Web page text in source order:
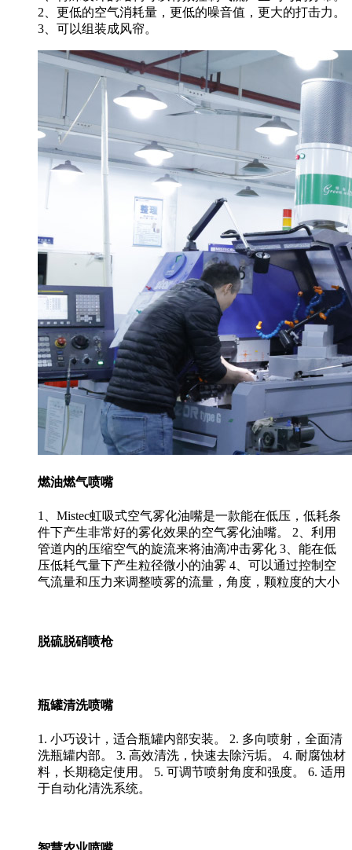
2、更低的空气消耗量，更低的噪音值，更大的打击力。
3、可以组装成风帘。
燃油燃气喷嘴
1、Mistec虹吸式空气雾化油嘴是一款能在低压，低耗条
件下产生非常好的雾化效果的空气雾化油嘴。 2、利用
管道内的压缩空气的旋流来将油滴冲击雾化 3、能在低
压低耗气量下产生粒径微小的油雾 4、可以通过控制空
气流量和压力来调整喷雾的流量，角度，颗粒度的大小
脱硫脱硝喷枪
瓶罐清洗喷嘴
1. 小巧设计，适合瓶罐内部安装。 2. 多向喷射，全面清
洗瓶罐内部。 3. 高效清洗，快速去除污垢。 4. 耐腐蚀材
料，长期稳定使用。 5. 可调节喷射角度和强度。 6. 适用
于自动化清洗系统。